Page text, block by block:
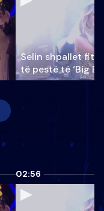
Selin shpallet
të pestë të ‘Big
02:56